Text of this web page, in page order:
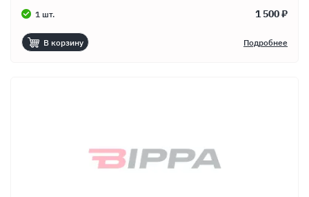
1 шт. 1 500 ₽
В корзину Подробнее